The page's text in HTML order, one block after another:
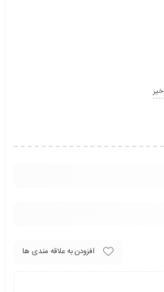
خیر
افزودن به علاقه مندی ها